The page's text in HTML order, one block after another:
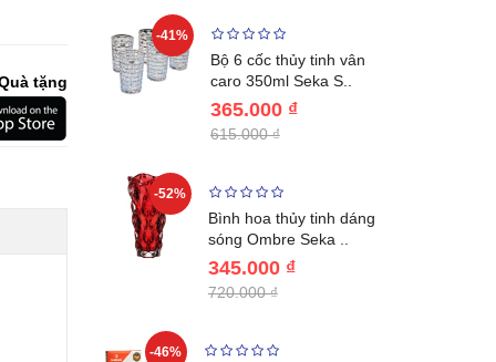
tặng
Nhật..
-41%
Bộ 6 cốc thủy tinh vân
caro 350ml Seka S..
365.000 ₫
615.000 ₫
-52%
Bình hoa thủy tinh dáng
sóng Ombre Seka ..
345.000 ₫
720.000 ₫
-46%